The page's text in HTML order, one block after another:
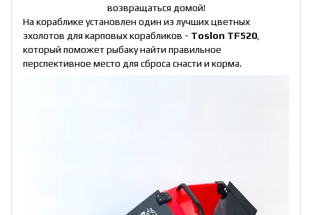
возвращаться домой!
На кораблике установлен один из лучших цветных
эхолотов для карповых корабликов - Toslon TF520
который поможет рыбаку найти правильное
перспективное место для сброса снасти и корма.